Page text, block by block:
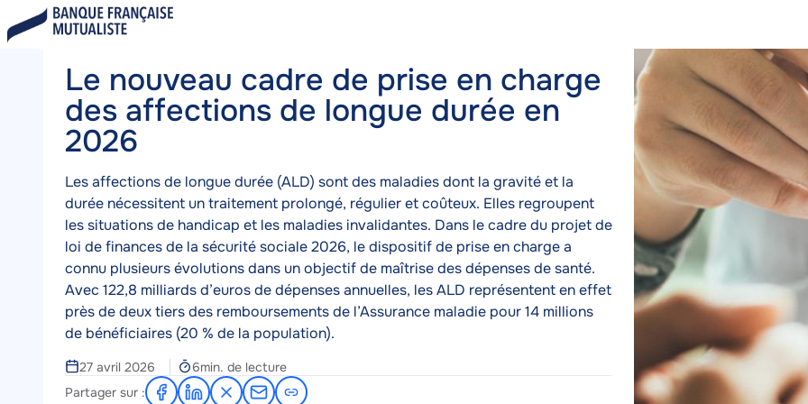
au
Blog Le nouveau cadre de prise en charge des affections de longue durée en 2026
Le nouveau cadre de prise en charge
des affections de longue durée en
2026
Corps
Les affections de longue durée (ALD) sont des maladies dont la gravité et la
durée nécessitent un traitement prolongé, régulier et coûteux. Elles regroupent
les situations de handicap et les maladies invalidantes. Dans le cadre du projet de
loi de finances de la sécurité sociale 2026, le dispositif de prise en charge a
connu plusieurs évolutions dans un objectif de maîtrise des dépenses de santé.
Avec 122,8 milliards d’euros de dépenses annuelles, les ALD représentent en effet
près de deux tiers des remboursements de l’Assurance maladie pour 14 millions
de bénéficiaires (20 % de la population).
27 avril 2026
Temps
de
lecture
6min. de lecture
Partager sur :
PartagerPartagerPartager
Partager